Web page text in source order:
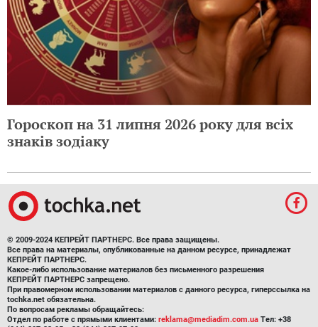
Гороскоп на 31 липня 2026 року для всіх
знаків зодіаку
© 2009-2024 КЕПРЕЙТ ПАРТНЕРС. Все права защищены.
Все права на материалы, опубликованные на данном ресурсе, принадлежат
КЕПРЕЙТ ПАРТНЕРС.
Какое-либо использование материалов без письменного разрешения
КЕПРЕЙТ ПАРТНЕРС запрещено.
При правомерном использовании материалов с данного ресурса, гиперссылка на
tochka.net обязательна.
По вопросам рекламы обращайтесь:
Отдел по работе с прямыми клиентами: reklama@mediadim.com.ua Тел: +38